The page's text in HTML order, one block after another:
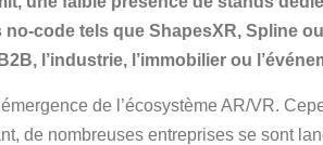
code tels que ShapesXR, Spline
l’industrie, l’immobilier ou
de l’écosystème AR/VR.
de nombreuses entreprises se sont